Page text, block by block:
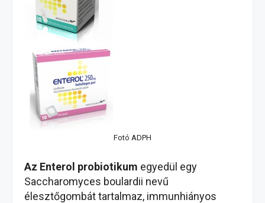
Fotó ADPH
Az Enterol probiotikum egyedül egy
Saccharomyces boulardii nevű
élesztőgombát tartalmaz, immunhiányos